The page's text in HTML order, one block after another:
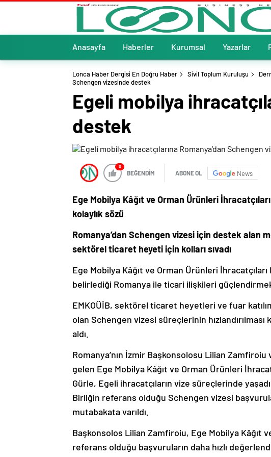
Anasayfa Haberler Kurumsal Yazarlar
Lonca Haber Dergisi En Doğru Haber Sivil Toplum Kuruluşu
Schengen vizesinde destek
Egeli mobilya
destek
0
BEĞENDİM ABONE OL News
Ege Mobilya Kâğıt ve Orman Ürünleri
kolaylık sözü
Romanya’dan Schengen vizesi için destek alan
sektörel ticaret heyeti için kolları sıvadı
Ege Mobilya Kâğıt ve Orman Ürünleri
belirlediği Romanya ile ticari ilişkileri
EMKOÜİB, sektörel ticaret heyetleri ve fuar
olan Schengen vizesi süreçlerinin
aldı.
Romanya’nın İzmir Başkonsolosu Lilian
gelen Ege Mobilya Kâğıt ve Orman Ürünleri
Gürle, Egeli ihracatçıların vize süreçlerinde
Birliğin referans olduğu Schengen vizesi
mutabakata varıldı.
Başkonsolos Lilian Zamfiroiu, Ege Mobilya Kâğıt
referans olduğu başvuruların daha hızlı